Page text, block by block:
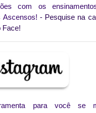
com os
Ascensos! - Pesquise na
Face!
para você se